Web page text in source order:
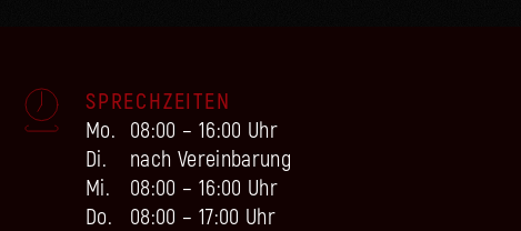
SPRECHZEITEN
Mo. 08:00 – 16:00 Uhr
Di.
nach Vereinbarung
Mi.
08:00 – 16:00 Uhr
Do.
08:00 – 17:00 Uhr